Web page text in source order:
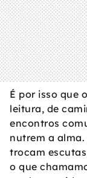
É por isso que
leitura, de
encontros
nutrem a
trocam
o que